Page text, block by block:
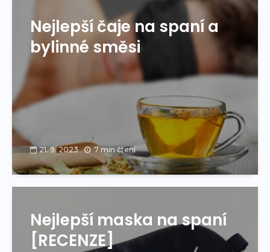
Nejlepší čaje na spaní a
bylinné směsi
21. 9. 2023 7 min čtení
Nejlepší maska na spaní
[RECENZE]